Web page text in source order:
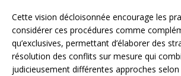
Cette vision décloisonnée encourage les
considérer ces procédures comme
qu’exclusives, permettant d’élaborer des
résolution des conflits sur mesure qui
judicieusement différentes approches